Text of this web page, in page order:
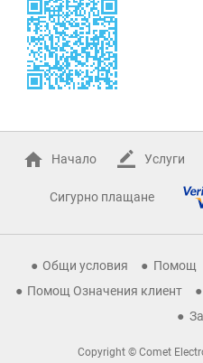
Начало Услуги
Сигурно плащане
Общи условия Помощ
Помощ Означения клиент
Copyright © Comet